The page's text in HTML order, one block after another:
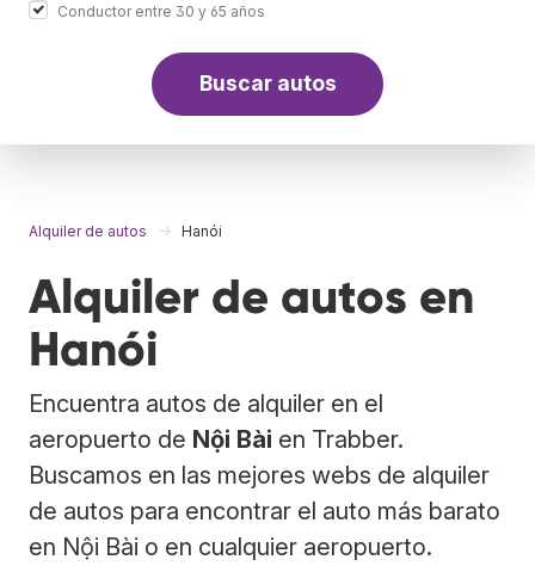
Conductor entre 30 y 65 años
Buscar autos
Alquiler de autos Hanói
Alquiler de autos en
Hanói
Encuentra autos de alquiler en el
aeropuerto de Nội Bài en Trabber.
Buscamos en las mejores webs de alquiler
de autos para encontrar el auto más barato
en Nội Bài o en cualquier aeropuerto.